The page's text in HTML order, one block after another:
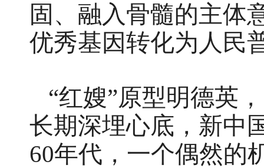
固、融入骨髓的主体
优秀基因转化为人民
“红嫂”原型明德英
长期深埋心底，新中
60年代，一个偶然的